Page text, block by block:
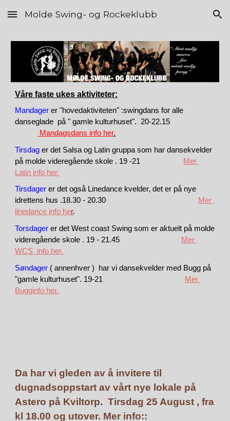
Skip to main content Skip to navigation
Molde Swing- og Rockeklubb
Våre faste ukes aktiviteter:
Mandager er "hovedaktiviteten" :swingdans for alle
danseglade på " gamle kulturhuset". 20-22.15
Mandagsdans info her.
Tirsdag er det Salsa og Latin gruppa som har dansekvelder
på molde videregående skole . 19 -21
Mer
Latin info her.
Tirsdager er det også Linedance kvelder, det er på nye
idrettens hus .18.30 - 20.30
Mer
linedance info her.
Torsdager er det West coast Swing som er aktuelt på molde
videregående skole . 19 - 21.45
Mer
WCS info her.
Søndager ( annenhver ) har vi dansekvelder med Bugg på
"gamle kulturhuset". 19-21
Mer
Bugginfo her.
Da har vi gleden av å invitere til
dugnadsoppstart av vårt nye lokale på
Astero på Kviltorp. Tirsdag 25 August , fra
kl 18.00 og utover. Mer info::